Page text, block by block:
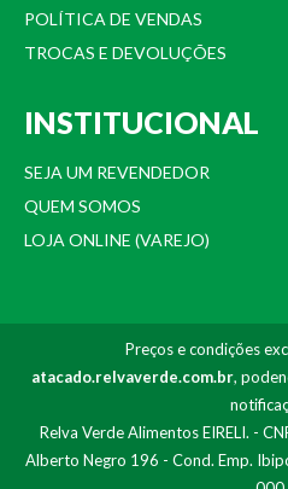
POLÍTICA DE VENDAS
TROCAS E DEVOLUÇÕES
INSTITUCIONAL
SEJA UM REVENDEDOR
QUEM SOMOS
LOJA ONLINE (VAREJO)
Preços e condições
atacado.relvaverde.com.br,
Relva Verde Alimentos EIRELI. -
Alberto Negro 196 - Cond. Emp.